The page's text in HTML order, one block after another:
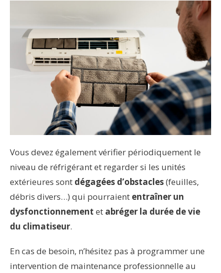
Vous devez également vérifier périodiquement le
niveau de réfrigérant et regarder si les unités
extérieures sont dégagées d’obstacles(feuilles,
débris divers…) qui pourraient entraîner un
dysfonctionnement et abréger la durée de vie
du climatiseur.
En cas de besoin, n’hésitez pas à programmer une
intervention de maintenance professionnelle au